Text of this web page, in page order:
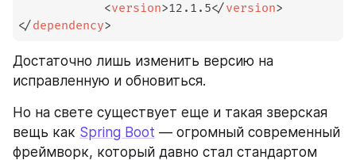
<version>12.1.5</version>
</dependency>
Достаточно лишь изменить версию на
исправленную и обновиться.
Но на свете существует еще и такая зверская
вещь как Spring Boot — огромный современный
фреймворк, который давно стал стандартом